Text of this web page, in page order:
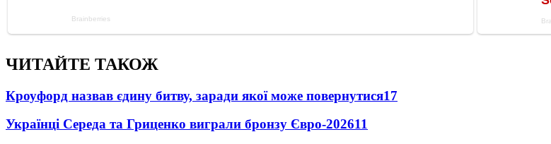
ЧИТАЙТЕ ТАКОЖ
Кроуфорд назвав єдину битву, заради якої може повернутися17
Українці Середа та Гриценко виграли бронзу Євро-202611